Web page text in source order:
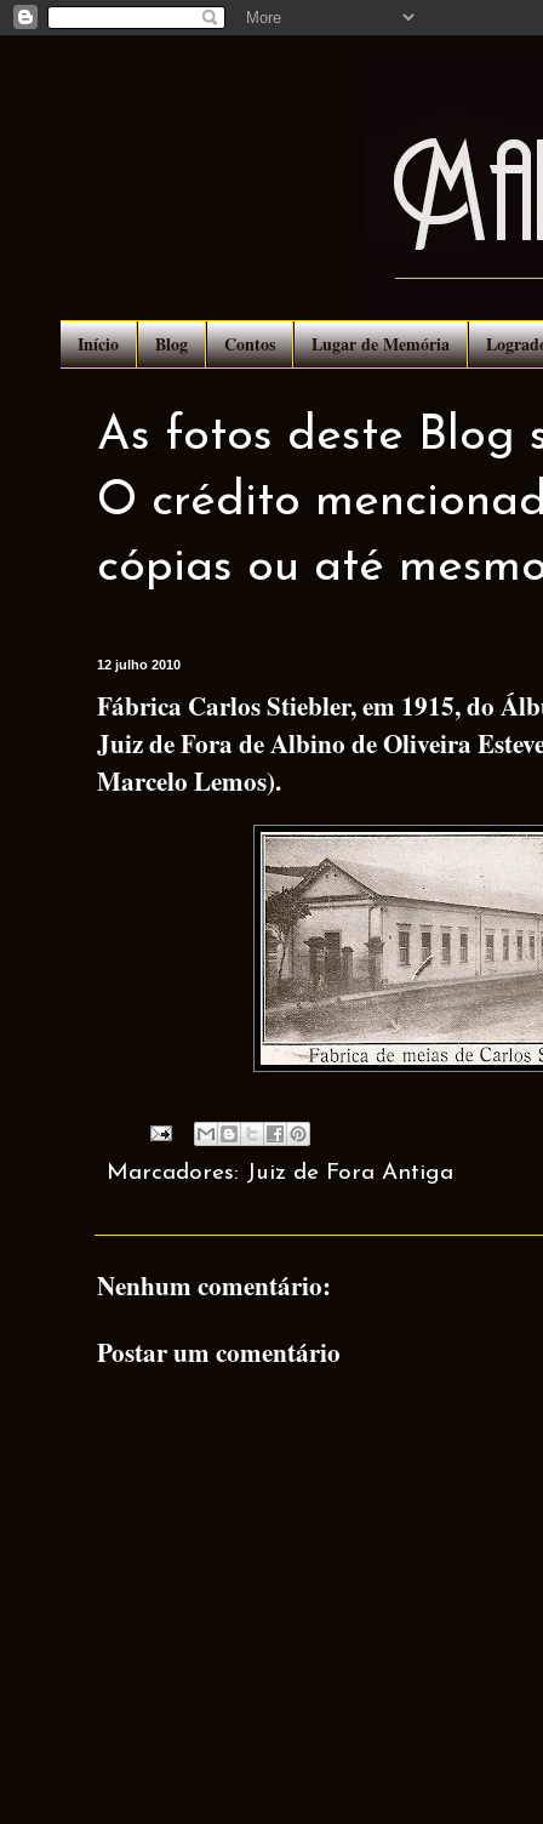
Início Blog Contos Lugar de Memória
As fotos deste Blog
O crédito
cópias ou até
12 julho 2010
Fábrica Carlos Stiebler, em 1915, do
Juiz de Fora de Albino de Oliveira
Marcelo Lemos).
Marcadores: Juiz de Fora Antiga
Nenhum comentário:
Postar um comentário